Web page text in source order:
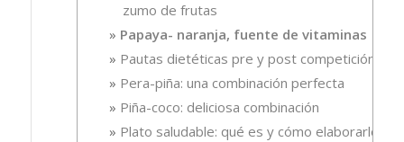
zumo de frutas
Papaya- naranja, fuente de vitaminas
Pautas dietéticas pre y post competición
Pera-piña: una combinación perfecta
Piña-coco: deliciosa combinación
Plato saludable: qué es y cómo elaborarlo